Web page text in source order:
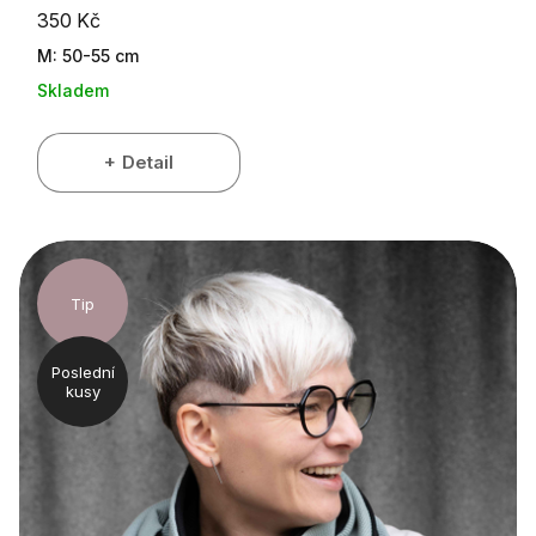
350 Kč
M: 50-55 cm
Skladem
Detail
Tip
Poslední
kusy